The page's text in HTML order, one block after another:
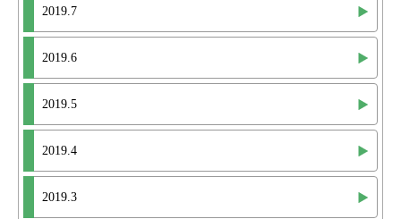
2019.7
2019.6
2019.5
2019.4
2019.3